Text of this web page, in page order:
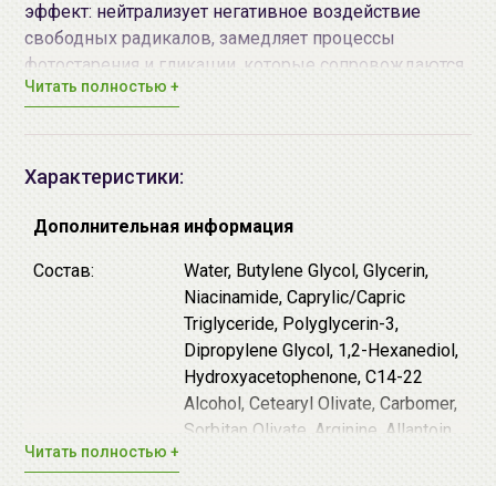
эффект: нейтрализует негативное воздействие
свободных радикалов, замедляет процессы
фотостарения и гликации, которые сопровождаются
повышенной выработкой меланина, утратой
эпидермиса, способствуют восстановлению тонуса
придают коже сияние.
благодаря гладкой фактуре не провоцирует
механического раздражения при использовании
Основные действующие компоненты:
Астаксантин (ASTAXANTHIN) - мощный
антиоксидант, проявляющий активность во всех
слоях эпидермиса. Обеспечивает защиту от УФ-
Читать полностью +
Характеристики:
Дополнительная информация
Состав:
Water, Butylene Glycol, Glycerin,
Niacinamide, Caprylic/Capric
Triglyceride, Polyglycerin-3,
Dipropylene Glycol, 1,2-Hexanediol,
Hydroxyacetophenone, C14-22
Alcohol, Cetearyl Olivate, Carbomer,
Sorbitan Olivate, Arginine, Allantoin,
Читать полностью +